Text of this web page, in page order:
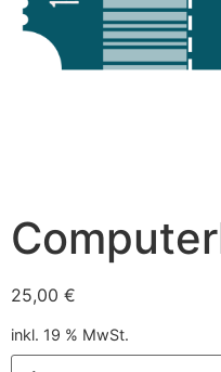
25,00 €
inkl. 19 % MwSt.